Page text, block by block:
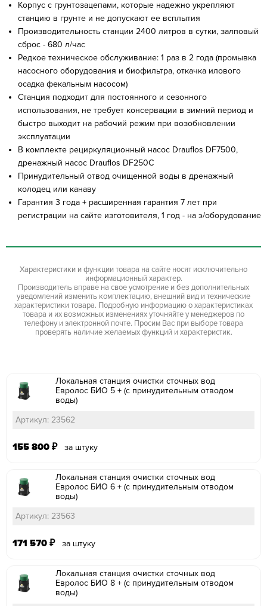
Корпус с грунтозацепами, которые надежно укрепляют
станцию в грунте и не допускают ее всплытия
Производительность станции 2400 литров в сутки, залповый
сброс - 680 л/час
Редкое техническое обслуживание: 1 раз в 2 года (промывка
насосного оборудования и биофильтра, откачка илового
осадка фекальным насосом)
Станция подходит для постоянного и сезонного
использования, не требует консервации в зимний период и
быстро выходит на рабочий режим при возобновлении
эксплуатации
В комплекте рециркуляционный насос Drauflos DF7500,
дренажный насос Drauflos DF250C
Принудительный отвод очищенной воды в дренажный
колодец или канаву
Гарантия 3 года + расширенная гарантия 7 лет при
регистрации на сайте изготовителя, 1 год - на э/оборудование
Характеристики и функции товара на сайте носят исключительно
информационный характер.
Производитель вправе на свое усмотрение и без дополнительных
уведомлений изменить комплектацию, внешний вид и технические
характеристики товара. Подробную информацию о характеристиках
товара и их возможных изменениях уточняйте у менеджеров по
телефону и электронной почте. Просим Вас при выборе товара
проверять наличие желаемых функций и характеристик.
Локальная станция очистки сточных вод
Евролос БИО 5 + (с принудительным отводом
воды)
Артикул: 23562
155 800 ₽ за штуку
Локальная станция очистки сточных вод
Евролос БИО 6 + (с принудительным отводом
воды)
Артикул: 23563
171 570 ₽ за штуку
Локальная станция очистки сточных вод
Евролос БИО 8 + (с принудительным отводом
воды)